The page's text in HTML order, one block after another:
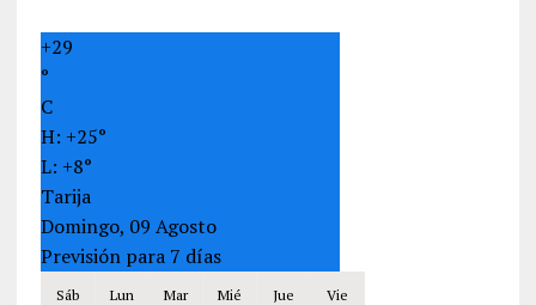
+29
°
C
H: +25°
L: +8°
Tarija
Domingo, 09 Agosto
Previsión para 7 días
Sáb Lun Mar Mié Jue Vie